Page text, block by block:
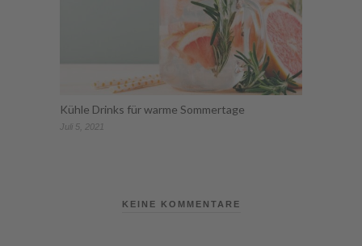
Kühle Drinks für warme Sommertage
Juli 5, 2021
KEINE KOMMENTARE